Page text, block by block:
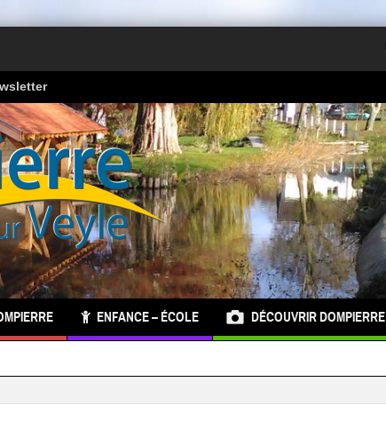
ENFANCE – ÉCOLE DÉCOUVRIR DOMPIERRE